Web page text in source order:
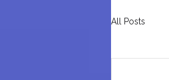
All Posts
Tienda